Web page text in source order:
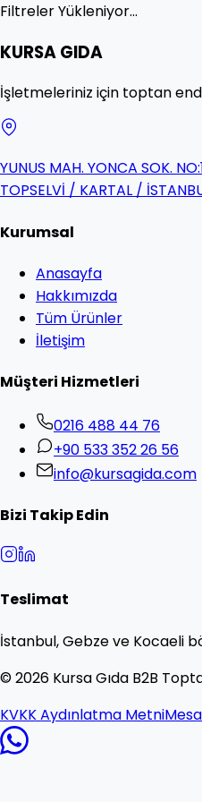
Filtreler Yükleniyor...
KURSA GIDA
İşletmeleriniz için toptan
YUNUS MAH. YONCA SOK.
TOPSELVİ / KARTAL /
Kurumsal
Anasayfa
Hakkımızda
Tüm Ürünler
İletişim
Müşteri Hizmetleri
0216 488 44 76
+90 533 352 26 56
info@kursagida.com
Bizi Takip Edin
Teslimat
İstanbul, Gebze ve Kocaeli
©2026 Kursa Gıda B2B
KVKK Aydınlatma Metni